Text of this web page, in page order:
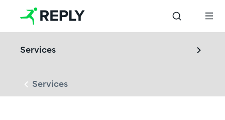
Services
Services